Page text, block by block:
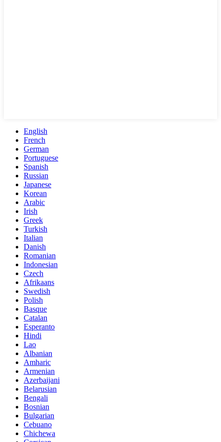
English
French
German
Portuguese
Spanish
Russian
Japanese
Korean
Arabic
Irish
Greek
Turkish
Italian
Danish
Romanian
Indonesian
Czech
Afrikaans
Swedish
Polish
Basque
Catalan
Esperanto
Hindi
Lao
Albanian
Amharic
Armenian
Azerbaijani
Belarusian
Bengali
Bosnian
Bulgarian
Cebuano
Chichewa